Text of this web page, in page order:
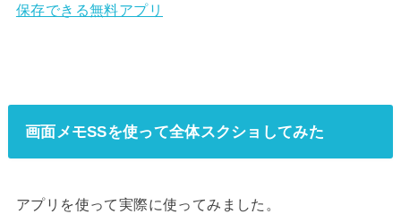
保存できる無料アプリ
画面メモSSを使って全体スクショしてみた
アプリを使って実際に使ってみました。